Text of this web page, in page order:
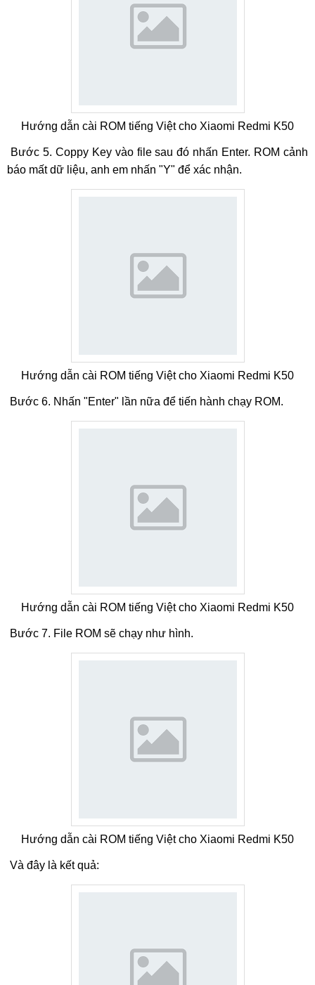
Hướng dẫn cài ROM tiếng Việt cho Xiaomi Redmi K50
Bước 5. Coppy Key vào file sau đó nhấn Enter. ROM cảnh
báo mất dữ liệu, anh em nhấn "Y" để xác nhận.
Hướng dẫn cài ROM tiếng Việt cho Xiaomi Redmi K50
Bước 6. Nhấn "Enter" lần nữa để tiến hành chạy ROM.
Hướng dẫn cài ROM tiếng Việt cho Xiaomi Redmi K50
Bước 7. File ROM sẽ chạy như hình.
Hướng dẫn cài ROM tiếng Việt cho Xiaomi Redmi K50
Và đây là kết quả: